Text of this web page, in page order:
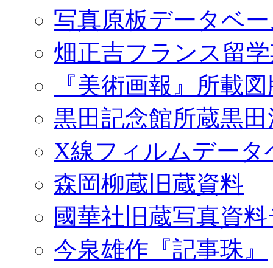
写真原板データベ
畑正吉フランス留
『美術画報』所載
黒田記念館所蔵黒
X線フィルムデータ
森岡柳蔵旧蔵資料
國華社旧蔵写真資
今泉雄作『記事珠』